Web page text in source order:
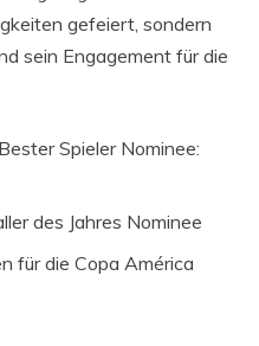
gefeiert, sondern
sein Engagement für die
Spieler Nominee:
des Jahres Nominee
für die Copa América